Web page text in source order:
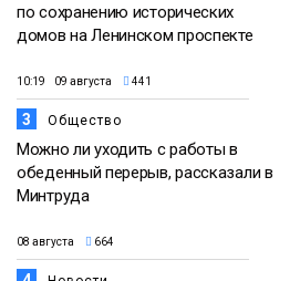
по сохранению исторических
домов на Ленинском проспекте
10:19 09 августа 441
3 Общество
Можно ли уходить с работы в
обеденный перерыв, рассказали в
Минтруда
08 августа 664